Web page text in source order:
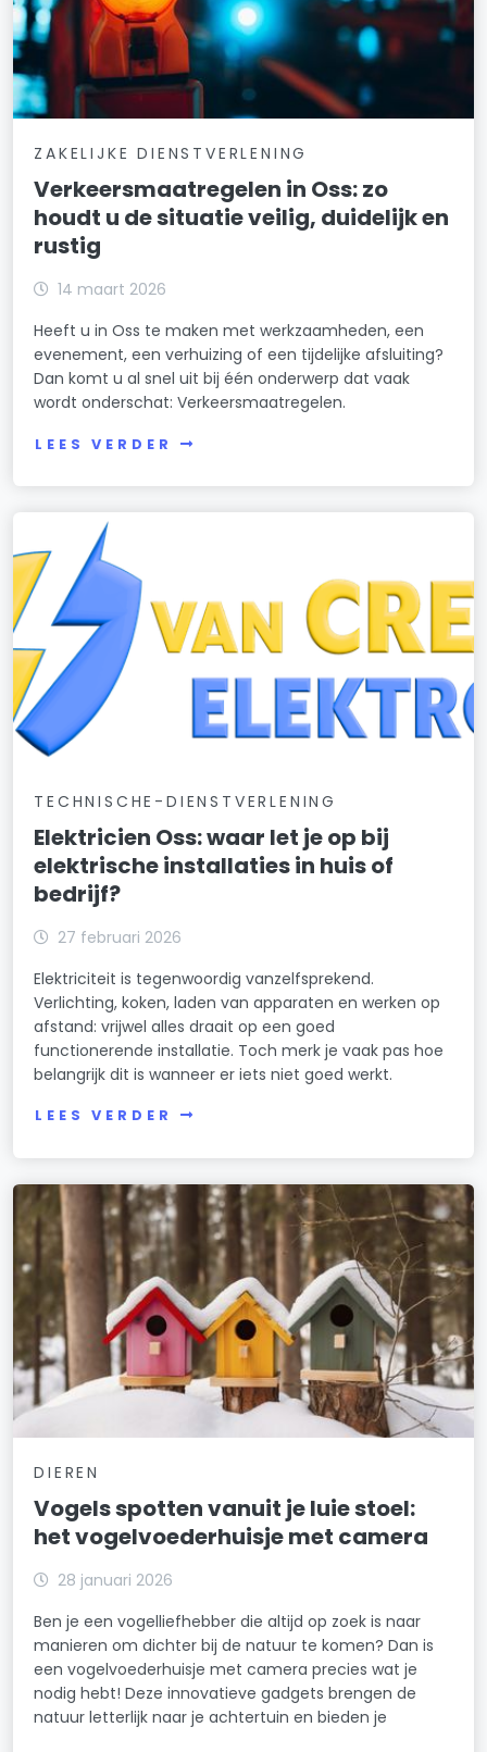
ZAKELIJKE DIENSTVERLENING
Verkeersmaatregelen in Oss: zo
houdt u de situatie veilig, duidelijk en
rustig
14 maart 2026
Heeft u in Oss te maken met werkzaamheden, een
evenement, een verhuizing of een tijdelijke afsluiting?
Dan komt u al snel uit bij één onderwerp dat vaak
wordt onderschat: Verkeersmaatregelen.
LEES VERDER
TECHNISCHE-DIENSTVERLENING
Elektricien Oss: waar let je op bij
elektrische installaties in huis of
bedrijf?
27 februari 2026
Elektriciteit is tegenwoordig vanzelfsprekend.
Verlichting, koken, laden van apparaten en werken op
afstand: vrijwel alles draait op een goed
functionerende installatie. Toch merk je vaak pas hoe
belangrijk dit is wanneer er iets niet goed werkt.
LEES VERDER
DIEREN
Vogels spotten vanuit je luie stoel:
het vogelvoederhuisje met camera
28 januari 2026
Ben je een vogelliefhebber die altijd op zoek is naar
manieren om dichter bij de natuur te komen? Dan is
een vogelvoederhuisje met camera precies wat je
nodig hebt! Deze innovatieve gadgets brengen de
natuur letterlijk naar je achtertuin en bieden je